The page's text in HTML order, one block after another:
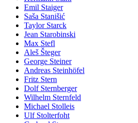
Emil Staiger
Saša Stanišić
Taylor Starck
Jean Starobinski
Max Stefl
Aleš Šteger
George Steiner
Andreas Steinhöfel
Fritz Stern
Dolf Sternberger
Wilhelm Sternfeld
Michael Stolleis
Ulf Stolterfoht